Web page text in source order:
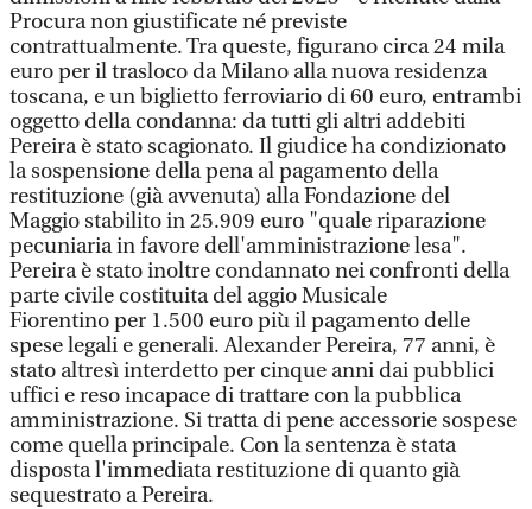
Procura non giustificate né previste
contrattualmente. Tra queste, figurano circa 24 mila
euro per il trasloco da Milano alla nuova residenza
toscana, e un biglietto ferroviario di 60 euro, entrambi
oggetto della condanna: da tutti gli altri addebiti
Pereira è stato scagionato. Il giudice ha condizionato
la sospensione della pena al pagamento della
restituzione (già avvenuta) alla Fondazione del
Maggio stabilito in 25.909 euro "quale riparazione
pecuniaria in favore dell'amministrazione lesa".
Pereira è stato inoltre condannato nei confronti della
parte civile costituita del aggio Musicale
Fiorentino per 1.500 euro più il pagamento delle
spese legali e generali. Alexander Pereira, 77 anni, è
stato altresì interdetto per cinque anni dai pubblici
uffici e reso incapace di trattare con la pubblica
amministrazione. Si tratta di pene accessorie sospese
come quella principale. Con la sentenza è stata
disposta l'immediata restituzione di quanto già
sequestrato a Pereira.